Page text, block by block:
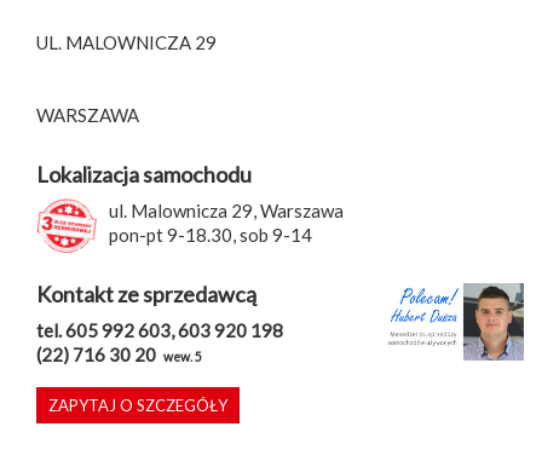
UL. MALOWNICZA 29
WARSZAWA
Lokalizacja samochodu
ul. Malownicza 29, Warszawa
pon-pt 9-18.30, sob 9-14
Kontakt ze sprzedawcą
tel. 605 992 603, 603 920 198
(22) 716 30 20 wew. 5
ZAPYTAJ O SZCZEGÓŁY